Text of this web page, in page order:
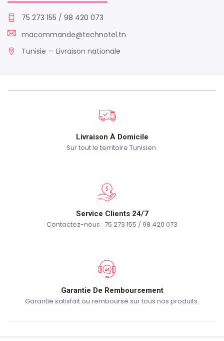
75 273 155 / 98 420 073
macommande@technotel.tn
Tunisie — Livraison nationale
Livraison À Domicile
Sur tout le territoire Tunisien.
Service Clients 24/7
Contactez-nous : 75 273 155 / 98 420 073
Garantie De Remboursement
Garantie satisfait ou remboursé sur tous nos produits.